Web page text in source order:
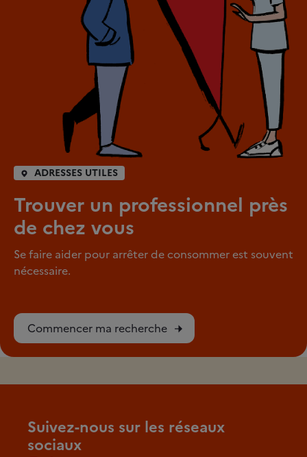
ADRESSES UTILES
Trouver un professionnel près
de chez vous
Se faire aider pour arrêter de consommer est souvent
nécessaire.
Commencer ma recherche
Suivez-nous sur les réseaux
sociaux